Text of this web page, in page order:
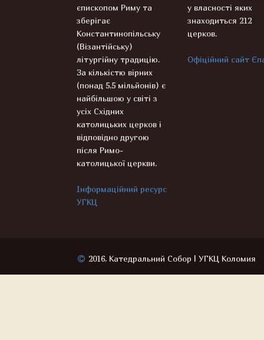
єпископом Риму та
зберігає
Константинопільську
(Візантійську)
літургійну традицію.
За кількістю вірних
(понад 5,5 мільйонів) є
найбільшою у світі з
усіх Східних
католицьких церков і
відповідно другою
після Римо-
католицької церкви.
Інформаційний ресурс
УГКЦ
у власності яких
знаходиться 212
церков.
Офіційний сайт
2016, Катедральний Собор | УГКЦ Коломия